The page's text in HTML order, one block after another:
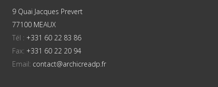
9 Quai Jacques Prevert
77100 MEAUX
Tél : +331 60 22 83 86
Fax: +331 60 22 20 94
Email: contact@archicreadp.fr